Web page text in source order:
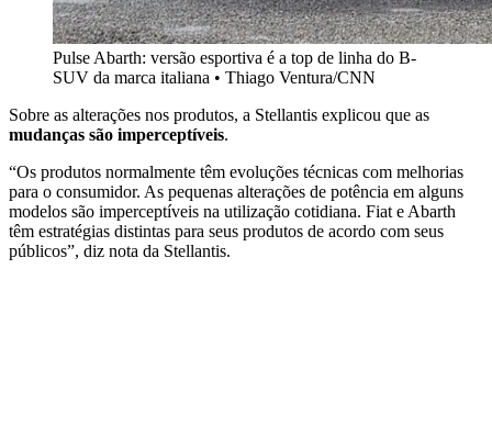
Pulse Abarth: versão esportiva é a top de linha do B-
SUV da marca italiana • Thiago Ventura/CNN
Sobre as alterações nos produtos, a Stellantis explicou que as
mudanças são imperceptíveis.
“Os produtos normalmente têm evoluções técnicas com melhorias
para o consumidor. As pequenas alterações de potência em alguns
modelos são imperceptíveis na utilização cotidiana. Fiat e Abarth
têm estratégias distintas para seus produtos de acordo com seus
públicos”, diz nota da Stellantis.